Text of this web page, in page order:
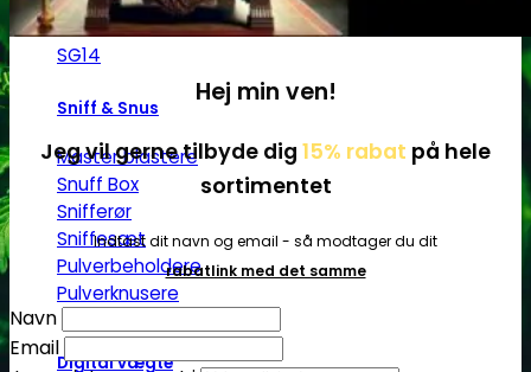
Ø20
SG14
Sniff & Snus
Master blastere
Snuff Box
Snifferør
Sniffesæt
Pulverbeholdere
Pulverknusere
Digital vægte
Hej min ven!
Jeg vil gerne tilbyde dig 15% rabat på hele
sortimentet
Indtast dit navn og email - så modtager du dit
rabatlink med det samme
Navn
Email